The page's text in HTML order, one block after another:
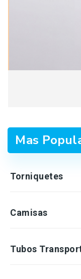
Mas
Torniquetes
Camisas
Tubos